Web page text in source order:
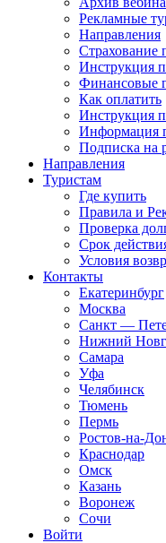
Рекламные
Направления
Страхование
Инструкция
Финансовые
Как оплатить
Инструкция
Информация
Подписка на
Направления
Туристам
Где купить
Правила и
Проверка
Срок
Условия
Контакты
Екатеринбург
Москва
Санкт —
Нижний
Самара
Уфа
Челябинск
Тюмень
Пермь
Ростов-на-
Краснодар
Омск
Казань
Воронеж
Сочи
Войти